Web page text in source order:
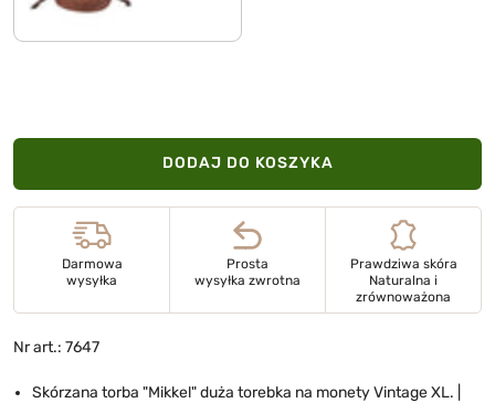
DODAJ DO KOSZYKA
Darmowa
wysyłka
Prosta
wysyłka zwrotna
Prawdziwa skóra
Naturalna i
zrównoważona
Nr art.: 7647
Skórzana torba "Mikkel" duża torebka na monety Vintage XL. |